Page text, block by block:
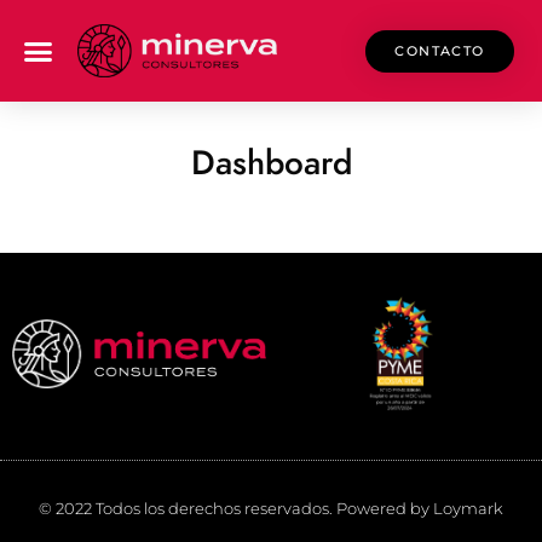
CONTACTO
Dashboard
© 2022 Todos los derechos reservados. Powered by Loymark